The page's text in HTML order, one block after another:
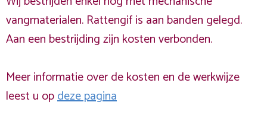
vangmaterialen. Rattengif is aan banden gelegd.
Aan een bestrijding zijn kosten verbonden.
Meer informatie over de kosten en de werkwijze
leest u opdeze pagina